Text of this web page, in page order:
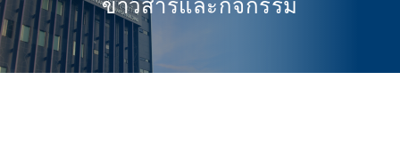
ข่าวสารและกิจกรรม